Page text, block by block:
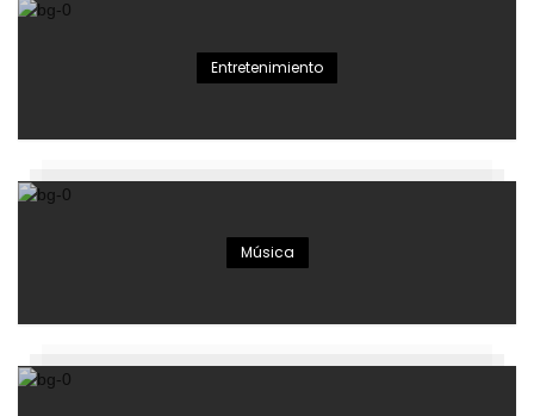
Entretenimiento
Música